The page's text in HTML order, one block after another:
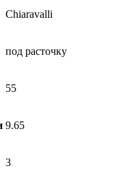
Chiaravalli
под расточку
55
9.65
3